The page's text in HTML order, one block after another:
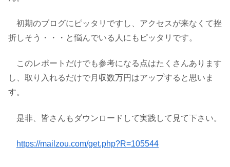
初期のブログにピッタリですし、アクセスが来なくて挫
折しそう・・・と悩んでいる人にもピッタリです。
このレポートだけでも参考になる点はたくさんあります
し、取り入れるだけで月収数万円はアップすると思いま
す。
是非、皆さんもダウンロードして実践して見て下さい。
https://mailzou.com/get.php?R=105544